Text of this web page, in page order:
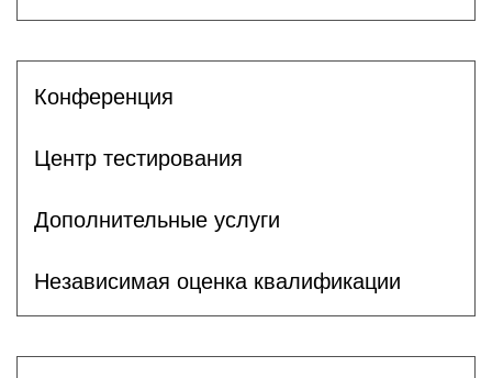
Конференция
Центр тестирования
Дополнительные услуги
Независимая оценка квалификации